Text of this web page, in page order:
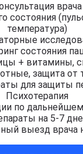
врача
состояния
температура)
состояния
+ витамины,
защита от
для защиты
Психотерапия
по
на 5-7
выезд врача